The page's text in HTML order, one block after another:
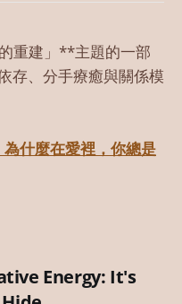
重建」**主題的一部
存、分手療癒與關係模
什麼在愛裡，你總是
Energy: It's